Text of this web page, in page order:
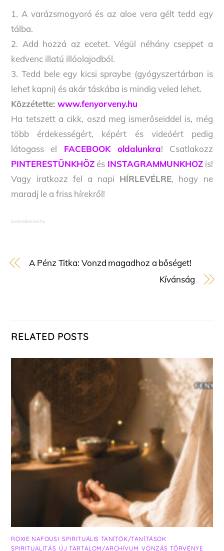
1. A varázsmogyoró és az aloe vera gélt tedd egy
tálba.
2. Add hozzá az ecetet. Végül néhány cseppet a
kedvenc illatú illóolajodból.
3. Tedd bele egy kicsi spraybe (gyógyszertárban is
lehet kapni) és akár táskába is mindig veled lehet.
Közzétette:www.fenyorveny.hu
Ha tetszett a cikk, oszd meg ismerőseiddel is, még
több érdekességért, képért és videóért pedig
látogass el FACEBOOK oldalunkra! Csatlakozz
PINTERESTÜNKHÖZ és INSTAGRAMMUNKHOZis!
Vagy iratkozz fel a napi HÍRLEVÉLRE, hogy ne
maradj le a friss hírekről!
lucreciakencei.hu
A Pénz Titka: Vonzd magadhoz a bőséget!
Kívánság
RELATED POSTS
ROXIE NAFOUSI ,SPIRITUÁLIS TANÍTÓK/TANÍTÁSOK
SPIRITUALITÁS ÚJ TARTALOM/ARCHÍVUM ,VONZÁS TÖRVÉNYE